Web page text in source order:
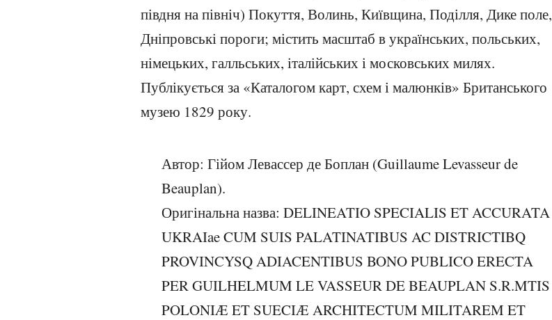
півдня на північ) Покуття, Волинь, Київщина, Поділля, Дике поле,
Дніпровські пороги; містить масштаб в українських, польських,
німецьких, галльських, італійських і московських милях.
Публікується за «Каталогом карт, схем і малюнків» Британського
музею 1829 року.
Автор: Гійом Левассер де Боплан (Guillaume Levasseur de
Beauplan).
Оригінальна назва: DELINEATIO SPECIALIS ET ACCURATA
UKRAIae CUM SUIS PALATINATIBUS AC DISTRICTIBQ
PROVINCYSQ ADIACENTIBUS BONO PUBLICO ERECTA
PER GUILHELMUM LE VASSEUR DE BEAUPLAN S.R.MTIS
POLONIÆ ET SUECIÆ ARCHITECTUM MILITAREM ET